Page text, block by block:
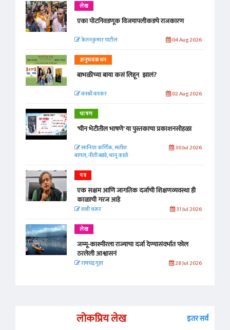
लेख
एका पोटनिवडणूक विजयापलीकडचे राजकारण
केतनकुमार पाटील 04 Aug 2026
अनुभवकथन
बाभळीच्या बाया कसं लिहून झालं?
वनश्री वनकर 02 Aug 2026
भाषण
'चीन भेटीतील भाषणे' या पुस्तकाचा प्रकाशनसोहळा
सानिया कर्णिक, सतीश
बागल, नीती बडवे, भानू काळे
30 Jul 2026
पत्र
एक सक्षम आणि जागतिक दर्जाची शिक्षणव्यवस्था ही
काळाची गरज आहे
शशी थरूर 31 Jul 2026
लेख
जम्मू-काश्मीरला राज्याचा दर्जा देण्यासंदर्भात फोल
ठरलेली आश्वासनं
रामचंद्र गुहा 28 Jul 2026
लोकप्रिय लेख इतर सर्व